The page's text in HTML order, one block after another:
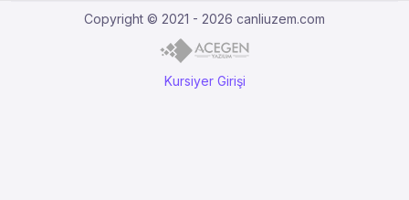
Copyright © 2021 - 2026 canliuzem.com
Kursiyer Girişi